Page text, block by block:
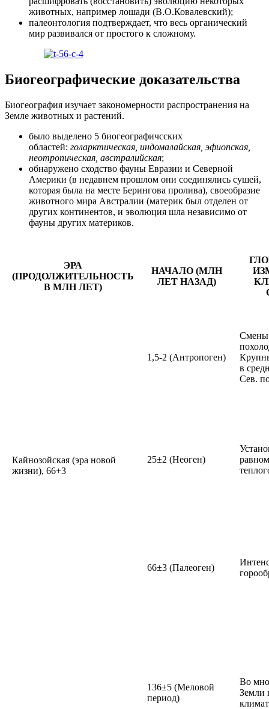
животных, например лошади (В.О.Ковалевский);
палеонтология подтверждает, что весь органический
мир развивался от простого к сложному.
Биогеографические доказательства
Биогеография изучает закономерности распространения на
Земле животных и растений.
было выделено 5 биогеографичсских
областей: голарктическая, индомалайская, эфиопская,
неотропическая, австралийская;
обнаружено сходство фауны Евразии и Северной
Америки (в недавнем прошлом они соединялись сушей,
которая была на месте Берингова пролива), своеобразие
животного мира Австралии (материк был отделен от
других континентов, и эволюция шла независимо от
фауны других материков.
ЭРА
(ПРОДОЛЖИТЕЛЬНОСТЬ
В МЛН ЛЕТ)
НАЧАЛО (МЛН
ЛЕТ НАЗАД)
Кайнозойская (эра новой
жизни), 66+3
1,5-2 (Антропоген)
Смены
в
Сев.
25±2 (Неоген)
66±3 (Палеоген)
136±5 (Меловой
период)
Во
Земли